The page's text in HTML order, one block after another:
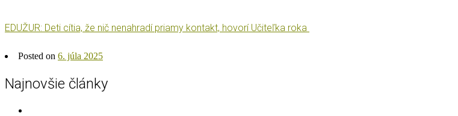
EDUŽUR: Deti cítia, že nič nenahradí priamy kontakt, hovorí Učiteľka roka
Posted on 6. júla 2025
Najnovšie články